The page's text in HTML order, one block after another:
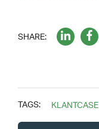
SHARE:
TAGS: KLANTCASE